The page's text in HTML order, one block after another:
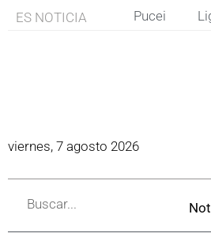
ES NOTICIA Pucei
viernes, 7 agosto 2026